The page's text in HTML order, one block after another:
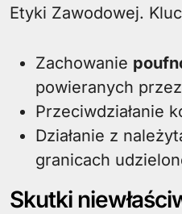
Etyki Zawodowej.
Zachowanie
powieranych
Przeciwdziałanie
Działanie z
granicach
Skutki